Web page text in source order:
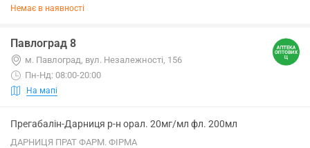
Немає в наявності
Павлоград 8
м. Павлоград, вул. Незалежності, 156
Пн-Нд: 08:00-20:00
На мапі
Прегабалін-Дарниця р-н орал. 20мг/мл фл. 200мл
ДАРНИЦЯ ПРАТ ФАРМ. ФІРМА